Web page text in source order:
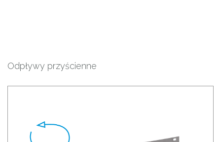
Odpływy przyścienne